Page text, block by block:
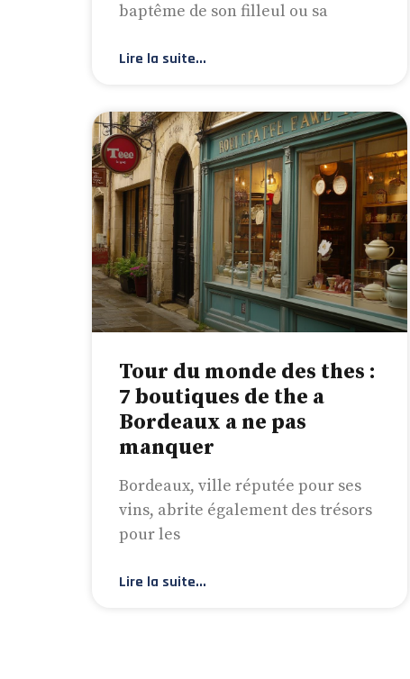
baptême de son filleul ou sa
Lire la suite...
Tour du monde des thes :
7 boutiques de the a
Bordeaux a ne pas
manquer
Bordeaux, ville réputée pour ses
vins, abrite également des trésors
pour les
Lire la suite...